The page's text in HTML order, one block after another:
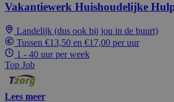
Vakantiewerk Huishoudelijke
Landelijk (dus ook bij jou in de buurt)
Tussen €13,50 en €17,00 per uur
1 - 40 uur per week
Top Job
Lees meer